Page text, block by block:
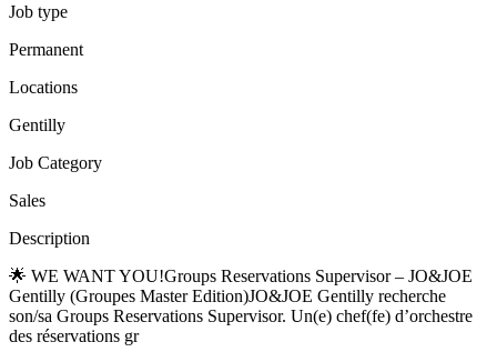
Job type
Permanent
Locations
Gentilly
Job Category
Sales
Description
🌟 WE WANT YOU!Groups Reservations Supervisor – JO&JOE
Gentilly (Groupes Master Edition)JO&JOE Gentilly recherche
son/sa Groups Reservations Supervisor. Un(e) chef(fe) d’orchestre
des réservations gr